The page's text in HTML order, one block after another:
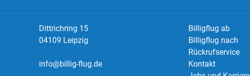
Dittrichring 15
04109 Leipzig
info@billig-flug.de
Billigflug ab
Billigflug nach
Rückrufservice
Kontakt